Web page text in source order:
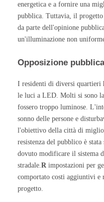
energetica e a fornire una
pubblica. Tuttavia, il
da parte dell'opinione
un'illuminazione non
Opposizione pubblica
I residenti di diversi quartieri
le luci a LED. Molti si sono
fossero troppo luminose.
sonno delle persone e
l'obiettivo della città di
resistenza del pubblico è
dovuto modificare il sistema
stradale.R impostazioni per
comportato costi aggiuntivi e
progetto.